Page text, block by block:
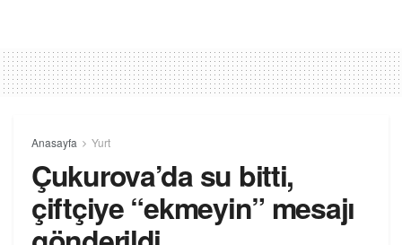
Anasayfa Yurt
Çukurova’da su bitti,
çiftçiye “ekmeyin” mesajı